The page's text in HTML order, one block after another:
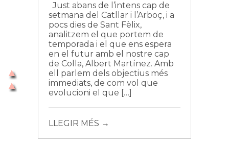
Just abans de l’intens cap de
setmana del Catllar i l’Arboç, i a
pocs dies de Sant Fèlix,
analitzem el que portem de
temporada i el que ens espera
en el futur amb el nostre cap
de Colla, Albert Martínez. Amb
ell parlem dels objectius més
immediats, de com vol que
evolucioni el que […]
LLEGIR MÉS →